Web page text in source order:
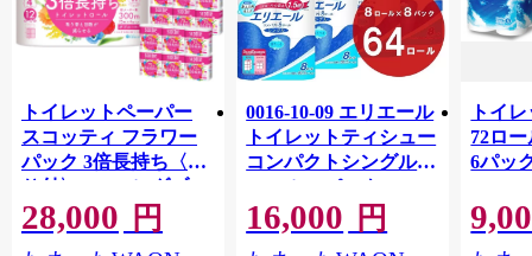
トイレットペーパー
スコッティ フラワー
パック 3倍長持ち〈香
り付〉4ロール(ダブ
ル)×12パック 日用品
最短翌日発送 [スコッ
28,000 円
0016-10-09 エリエール
トイレットティシュー
コンパクトシングル 8
ロール×8パック 64ロ
ール 1.5倍巻 82.5m
トイレットペーパー
16,000 円
トイ
72ロ
6パッ
FSCリ
長巻タ